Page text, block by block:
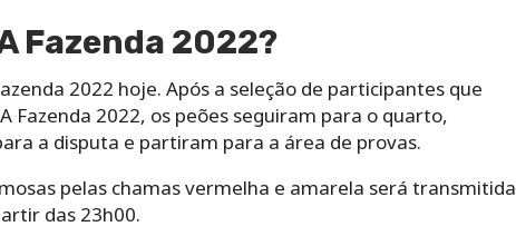
Fazenda 2022?
2022 hoje. Após a seleção de participantes que
2022, os peões seguiram para o quarto,
a disputa e partiram para a área de provas.
pelas chamas vermelha e amarela será transmitida
das 23h00.